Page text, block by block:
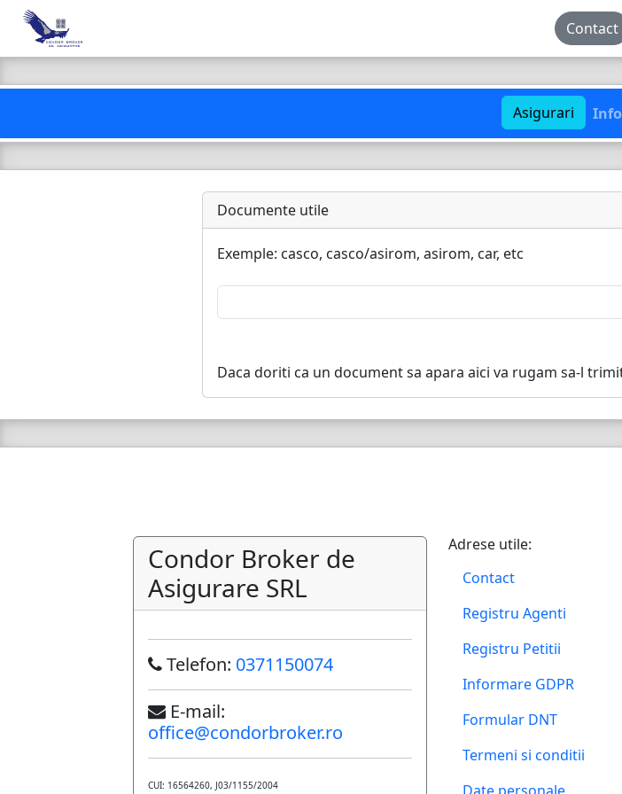
Contact
Asigurari
Documente utile
Exemple: casco, casco/asirom, asirom, car, etc
Daca doriti ca un document sa apara aici va rugam sa-l
Condor Broker de
Asigurare SRL
Telefon: 0371150074
E-mail:
office@condorbroker.ro
CUI: 16564260, J03/1155/2004
Adrese utile:
Contact
Registru Agenti
Registru Petitii
Informare GDPR
Formular DNT
Termeni si conditii